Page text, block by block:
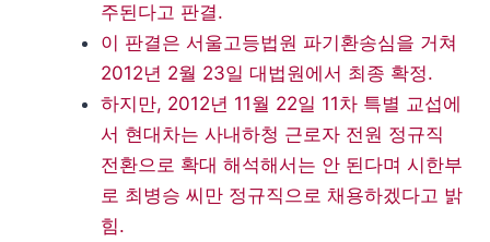
주된다고 판결.
이 판결은 서울고등법원 파기환송심을 거쳐
2012년 2월 23일 대법원에서 최종 확정.
하지만, 2012년 11월 22일 11차 특별 교섭에
서 현대차는 사내하청 근로자 전원 정규직
전환으로 확대 해석해서는 안 된다며 시한부
로 최병승 씨만 정규직으로 채용하겠다고 밝
힘.